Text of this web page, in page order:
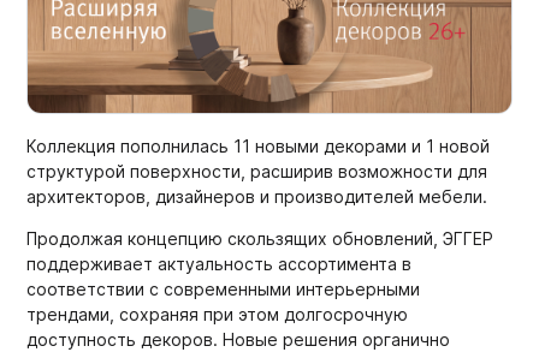
Фасады
Мебельные образцы, каталоги
Коллекция пополнилась 11 новыми декорами и 1 новой
структурой поверхности, расширив возможности для
архитекторов, дизайнеров и производителей мебели.
Продолжая концепцию скользящих обновлений, ЭГГЕР
поддерживает актуальность ассортимента в
соответствии с современными интерьерными
трендами, сохраняя при этом долгосрочную
доступность декоров. Новые решения органично